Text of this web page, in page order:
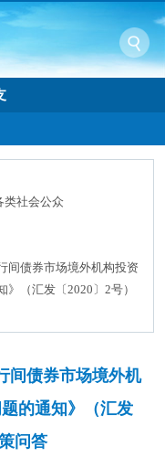
类社会公众
间债券市场境外机构投资
（汇发〔2020〕2号）
间债券市场境外机
的通知》（汇发
问答